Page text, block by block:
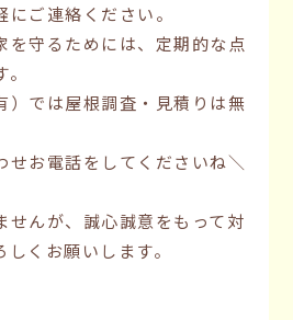
ご連絡ください。
を守るためには、定期的な点
）では屋根調査・見積りは無
せお電話をしてくださいね＼
せんが、誠心誠意をもって対
くお願いします。